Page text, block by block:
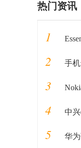
热门资讯
1
2 手机也
3 Nokia
4 中兴
5 华为强